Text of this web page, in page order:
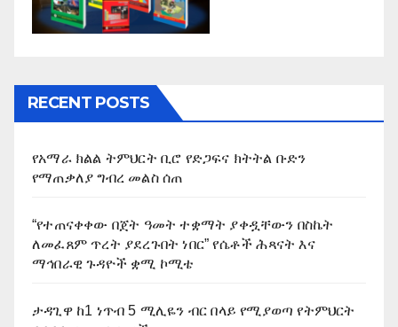
RECENT POSTS
የአማራ ክልል ትምህርት ቢሮ የድጋፍና ክትትል ቡድን
የማጠቃለያ ግብረ መልስ ሰጠ
“የተጠናቀቀው በጀት ዓመት ተቋማት ያቀዷቸውን በስኬት
ለመፈጸም ጥረት ያደረጉበት ነበር” የሴቶች ሕጻናት እና
ማኅበራዊ ጉዳዮች ቋሚ ኮሚቴ
ታዳጊዋ ከ1 ነጥብ 5 ሚሊዬን ብር በላይ የሚያወጣ የትምህርት